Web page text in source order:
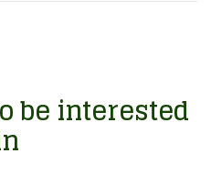
be interested